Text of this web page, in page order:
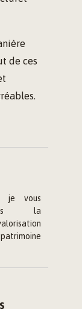
de ces
je vous
la